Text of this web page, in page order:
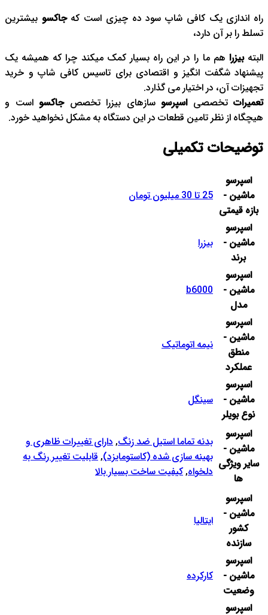
راه اندازی یک کافی شاپ سود ده چیزی است کهجاکسو بیشترین
تسلط را بر آن دارد،
البتهبیزرا هم ما را در این راه بسیار کمک میکند چرا که همیشه یک
پیشنهاد شگفت انگیز و اقتصادی برای تاسیس کافی شاپ و خرید
تجهیزات آن، در اختیار می گذارد.
تعمیرات تخصصیاسپرسو سازهای بیزرا تخصصجاکسو است و
هیچگاه از نظر تامین قطعات در این دستگاه به مشکل نخواهید خورد.
توضیحات تکمیلی
اسپرسو
ماشین -
بازه قیمتی
25 تا 30 میلیون تومان
اسپرسو
ماشین -
برند
بیزرا
اسپرسو
ماشین -
مدل
b6000
اسپرسو
ماشین -
منطق
عملکرد
نیمه اتوماتیک
اسپرسو
ماشین -
نوع بویلر
سینگل
اسپرسو
ماشین -
سایر ویژگی
ها
بدنه تماما استیل ضد زنگ, دارای تغییرات ظاهری و
بهینه سازی شده (کاستومایزد), قابلیت تغییر رنگ به
دلخواه, کیفیت ساخت بسیار بالا
اسپرسو
ماشین -
کشور
سازنده
ایتالیا
اسپرسو
ماشین -
وضعیت
کارکرده
اسپرسو